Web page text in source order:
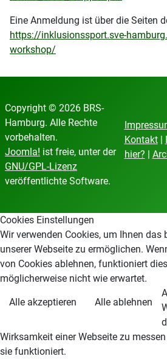
Eine Anmeldung ist über die Seiten
https://inklusionssport.sve-
workshop/
Copyright © 2026 BRS-
Hamburg. Alle Rechte
vorbehalten.
Joomla! ist freie, unter der
GNU/GPL-Lizenz
veröffentlichte Software.
Kontakt|
hier? |
Cookies Einstellungen
Wir verwenden Cookies, um Ihnen das
unserer Webseite zu ermöglichen.
von Cookies ablehnen, funktioniert
möglicherweise nicht wie erwartet.
Alle akzeptieren Alle ablehnen
Wirksamkeit einer Webseite zu
sie funktioniert.